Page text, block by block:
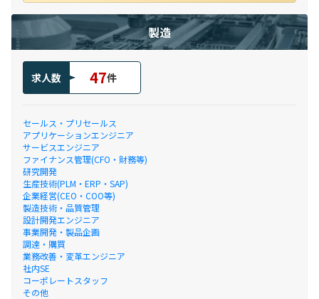
製造
求人数 47件
セールス・プリセールス
アプリケーションエンジニア
サービスエンジニア
ファイナンス管理(CFO・財務等)
研究開発
生産技術(PLM・ERP・SAP)
企業経営(CEO・COO等)
製造技術・品質管理
設計開発エンジニア
事業開発・製品企画
調達・購買
業務改善・変革エンジニア
社内SE
コーポレートスタッフ
その他